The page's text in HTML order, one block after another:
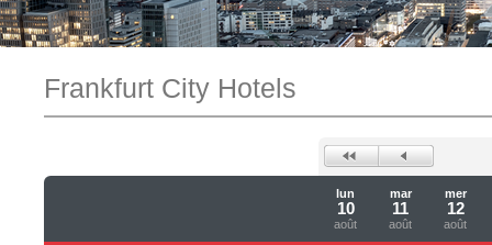
Frankfurt City Hotels
lun
10
août
mar
11
août
mer
12
août